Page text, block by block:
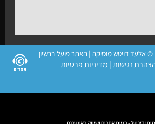
נגישות| מדיניות פרטיות